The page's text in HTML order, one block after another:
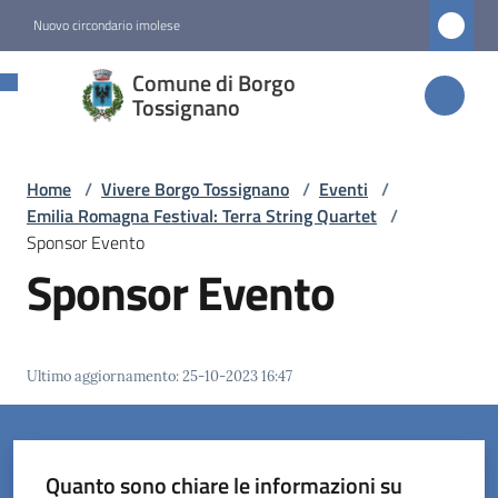
Nuovo circondario imolese
Comune di Borgo
Tossignano
Comune di
Borgo
Amministrazione
Novità
Borgo
Tossignano
Home / Vivere Borgo Tossignano / Eventi /
Emilia Romagna Festival: Terra String Quartet /
Sponsor Evento
Sponsor Evento
Ultimo aggiornamento:25-10-2023 16:47
Quanto sono chiare le informazioni su